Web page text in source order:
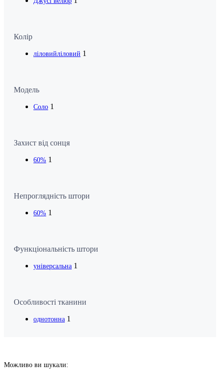
Колір
ліловийліловий 1
Модель
Соло 1
Захист від сонця
60% 1
Непроглядність штори
60% 1
Функціональність штори
універсальна 1
Особливості тканини
однотонна 1
Можливо ви шукали: